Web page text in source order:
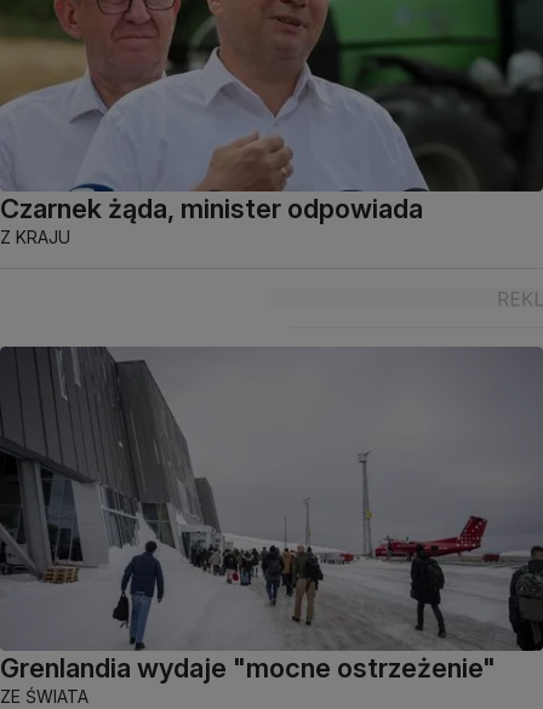
Czarnek żąda, minister odpowiada
Z KRAJU
Grenlandia wydaje "mocne ostrzeżenie"
ZE ŚWIATA